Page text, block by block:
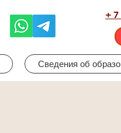
Сведения об